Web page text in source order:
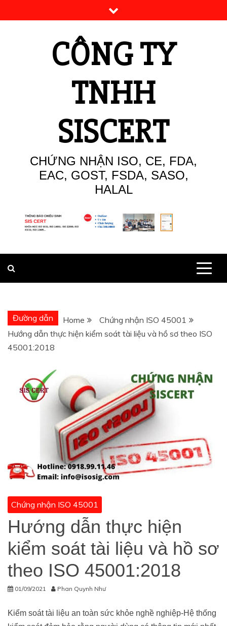
to
CÔNG TY
TNHH
SISCERT
CHỨNG NHẬN ISO, CE, FDA,
EAC, GOST, FSDA, SASO,
HALAL
Đường dẫn Home
Chứng nhận ISO 45001
Hướng dẫn thực hiện kiểm soát tài liệu và hồ sơ theo ISO
45001:2018
Chứng nhận ISO 45001
Hướng dẫn thực hiện
kiểm soát tài liệu và hồ sơ
theo ISO 45001:2018
01/09/2021 Phan Quynh Như
Kiểm soát tài liệu an toàn sức khỏe nghề nghiệp-Hệ thống